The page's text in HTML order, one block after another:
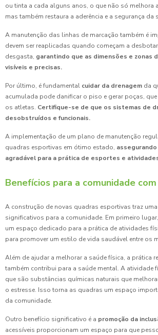
ou tinta a cada alguns anos, o que não só melhora
mas também restaura a aderência e a segurança da
A manutenção das linhas de marcação também é
devem ser reaplicadas quando começam a
desgasta, garantindo que as dimensões e zonas
visíveis e precisas.
Por último, é fundamental cuidar da drenagem da
acumulada pode danificar o piso e gerar poças,
os atletas. Certifique-se de que os sistemas de
desobstruídos e funcionais.
A implementação de um plano de manutenção
quadras esportivas em ótimo estado,
agradável para a prática de esportes e
Benefícios para a comunidade
A construção de novas quadras esportivas traz
significativos para a comunidade. Em primeiro
um espaço dedicado para a prática de atividades
para promover um estilo de vida saudável entre os
Além de ajudar a melhorar a saúde física, a prática
também contribui para a saúde mental. A atividade
que são substâncias químicas naturais que
o estresse. Isso torna as quadras um espaço
da comunidade.
Outro benefício significativo é a promoção da
acessíveis proporcionam um espaço para que